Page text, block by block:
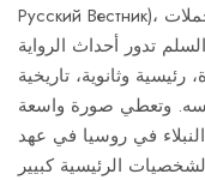
Русский Вестник)، وهي تروي قصة المجتمع الروسي إبان حملات
تدور أحداث الرواية
وثانوية، تاريخية
وتعطي صورة واسعة
في روسيا في عهد
الرئيسية كبيير